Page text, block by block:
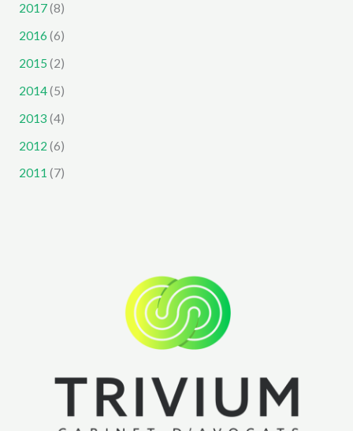
2017(8)
2016 (6)
2015 (2)
2014(5)
2013 (4)
2012 (6)
2011 (7)